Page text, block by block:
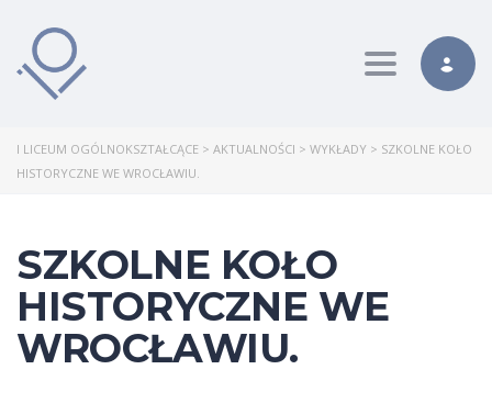
Toggle
I LICEUM OGÓLNOKSZTAŁCĄCE > AKTUALNOŚCI > WYKŁADY > SZKOLNE KOŁO
HISTORYCZNE WE WROCŁAWIU.
SZKOLNE KOŁO
HISTORYCZNE WE
WROCŁAWIU.